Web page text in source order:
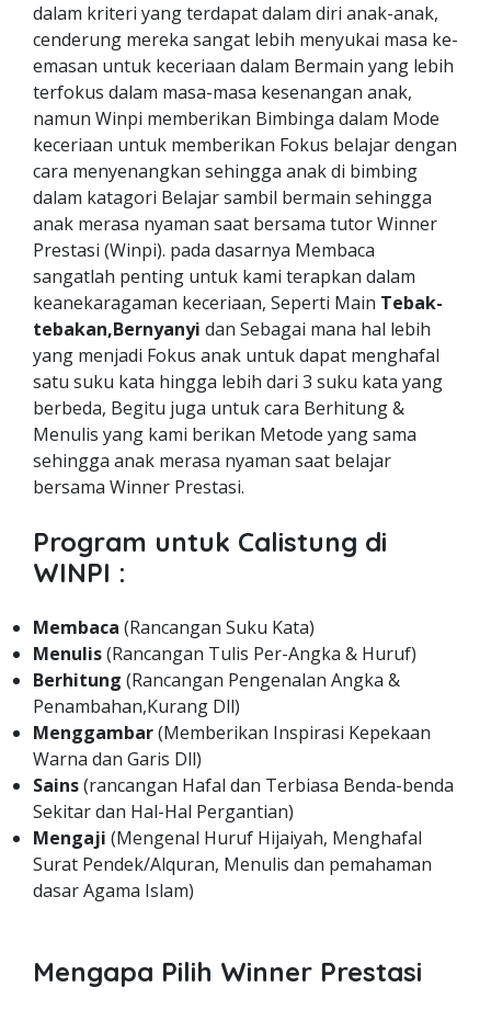
dalam kriteri yang terdapat dalam diri anak-anak,
cenderung mereka sangat lebih menyukai masa ke-
emasan untuk keceriaan dalam Bermain yang lebih
terfokus dalam masa-masa kesenangan anak,
namun Winpi memberikan Bimbinga dalam Mode
keceriaan untuk memberikan Fokus belajar dengan
cara menyenangkan sehingga anak di bimbing
dalam katagori Belajar sambil bermain sehingga
anak merasa nyaman saat bersama tutor Winner
Prestasi (Winpi). pada dasarnya Membaca
sangatlah penting untuk kami terapkan dalam
keanekaragaman keceriaan, Seperti Main Tebak-
tebakan,Bernyanyi dan Sebagai mana hal lebih
yang menjadi Fokus anak untuk dapat menghafal
satu suku kata hingga lebih dari 3 suku kata yang
berbeda, Begitu juga untuk cara Berhitung &
Menulis yang kami berikan Metode yang sama
sehingga anak merasa nyaman saat belajar
bersama Winner Prestasi.
Program untuk Calistung di
WINPI :
Membaca (Rancangan Suku Kata)
Menulis(Rancangan Tulis Per-Angka & Huruf)
Berhitung (Rancangan Pengenalan Angka &
Penambahan,Kurang Dll)
Menggambar(Memberikan Inspirasi Kepekaan
Warna dan Garis Dll)
Sains(rancangan Hafal dan Terbiasa Benda-benda
Sekitar dan Hal-Hal Pergantian)
Mengaji (Mengenal Huruf Hijaiyah, Menghafal
Surat Pendek/Alquran, Menulis dan pemahaman
dasar Agama Islam)
Mengapa Pilih Winner Prestasi